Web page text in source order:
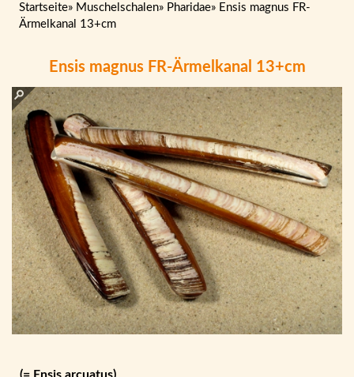
Startseite» Muschelschalen» Pharidae» Ensis magnus FR-
Ärmelkanal 13+cm
Ensis magnus FR-Ärmelkanal 13+cm